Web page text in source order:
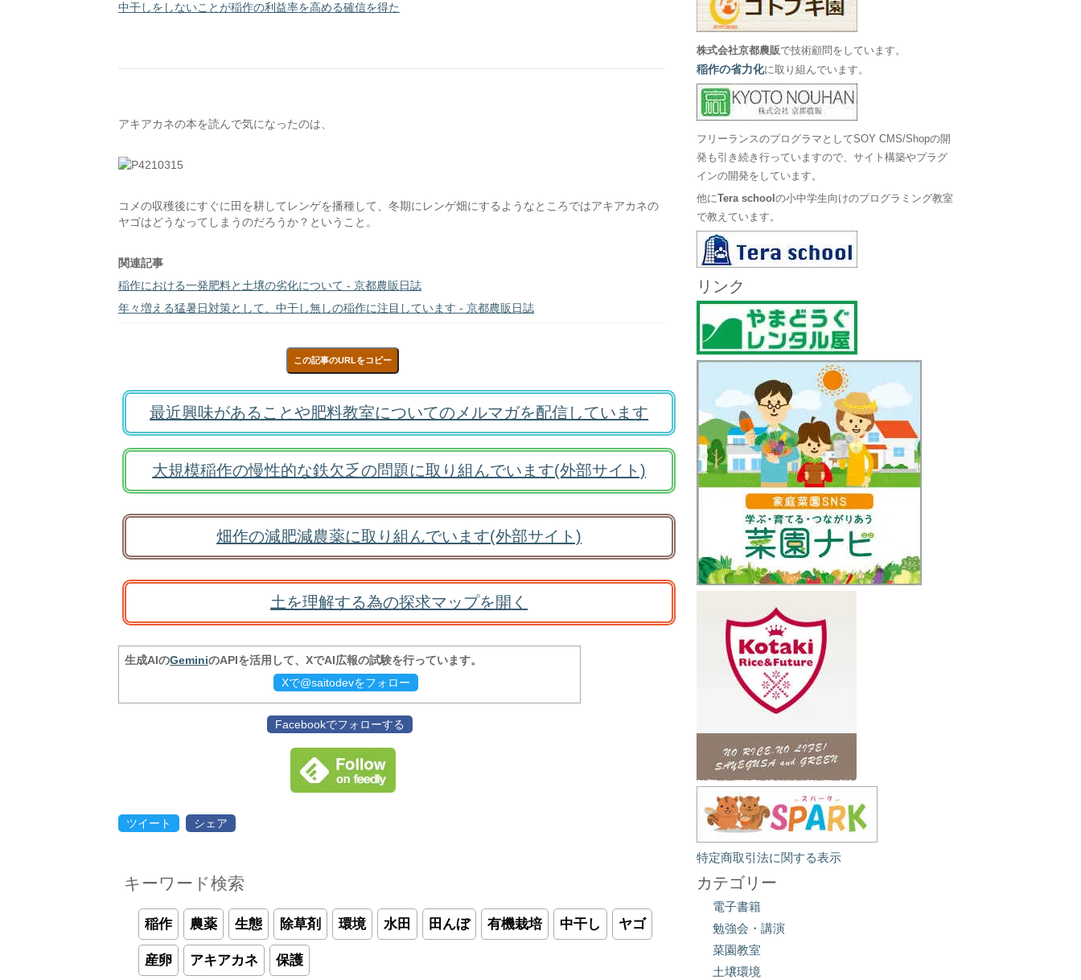
中干しをしないことが稲作の利益率を高める確信を得た
アキアカネの本を読んで気になったのは、
コメの収穫後にすぐに田を耕してレンゲを播種して、冬期にレンゲ畑にするようなところではアキアカネの
ヤゴはどうなってしまうのだろうか？ということ。
関連記事
稲作における一発肥料と土壌の劣化について - 京都農販日誌
年々増える猛暑日対策として、中干し無しの稲作に注目しています - 京都農販日誌
この記事のURLをコピー
最近興味があることや肥料教室についてのメルマガを配信しています
大規模稲作の慢性的な鉄欠乏の問題に取り組んでいます(外部サイト)
畑作の減肥減農薬に取り組んでいます(外部サイト)
土を理解する為の探求マップを開く
生成AIのGeminiのAPIを活用して、XでAI広報の試験を行っています。
Xで@saitodevをフォロー
Facebookでフォローする
ツイート シェア
キーワード検索
稲作 農薬 生態 除草剤 環境 水田 田んぼ 有機栽培 中干し ヤゴ
産卵 アキアカネ 保護
株式会社京都農販で技術顧問をしています。
稲作の省力化に取り組んでいます。
フリーランスのプログラマとしてSOY CMS/Shopの開
発も引き続き行っていますので、サイト構築やプラグ
インの開発をしています。
他にTera schoolの小中学生向けのプログラミング教室
で教えています。
リンク
特定商取引法に関する表示
カテゴリー
電子書籍
勉強会・講演
菜園教室
土壌環境